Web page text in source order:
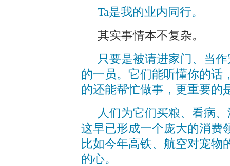
Ta是我的业内同行。
其实事情本不复杂。
只要是被请进家门、当
的一员。它们能听懂你的话
的还能帮忙做事，更重要的
人们为它们买粮、看病
这早已形成一个庞大的消费
比如今年高铁、航空对宠物
的心。